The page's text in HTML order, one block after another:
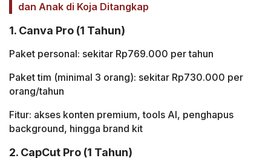
dan Anak di Koja Ditangkap
1. Canva Pro (1 Tahun)
Paket personal: sekitar Rp769.000 per tahun
Paket tim (minimal 3 orang): sekitar Rp730.000 per
orang/tahun
Fitur: akses konten premium, tools AI, penghapus
background, hingga brand kit
2. CapCut Pro (1 Tahun)